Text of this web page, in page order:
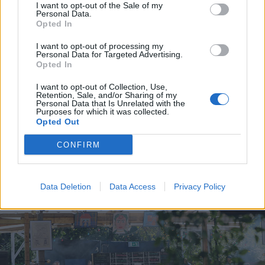
I want to opt-out of the Sale of my
Personal Data.
Opted In
I want to opt-out of processing my
Personal Data for Targeted Advertising.
Opted In
I want to opt-out of Collection, Use,
Retention, Sale, and/or Sharing of my
Personal Data that Is Unrelated with the
Purposes for which it was collected.
Opted Out
CONFIRM
Data Deletion Data Access Privacy Policy
Mikkeller satsar på
sommarbar i Malmö
Publicerat2019-05-09